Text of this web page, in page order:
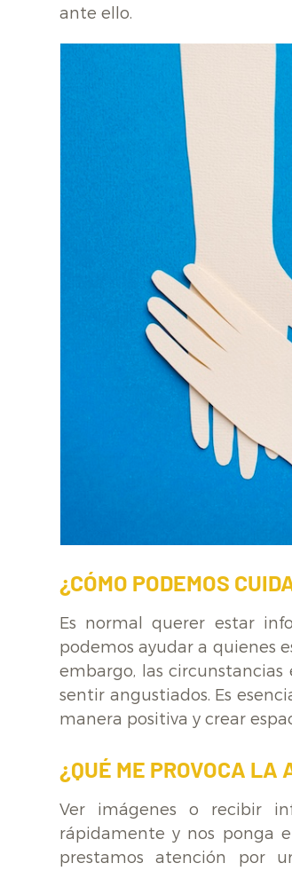
ante ello.
¿CÓMO PODEMOS
Es normal querer estar
podemos ayudar a quienes
embargo, las
sentir angustiados. Es
manera positiva y crear
¿QUÉ ME PROVOCA LA
Ver imágenes o recibir
rápidamente y nos ponga
prestamos atención por